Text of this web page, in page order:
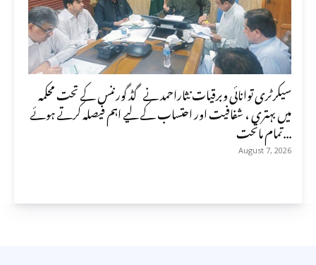
سیکرٹری توانائی وبرقیات نثاراحمد نے گڈ گورننس کے تحت محکمہ
میں بہتری ، شفافیت اور احتساب کے لیے اہم فیصلہ کرتے ہوئے
تمام ماتحت...
August 7, 2026